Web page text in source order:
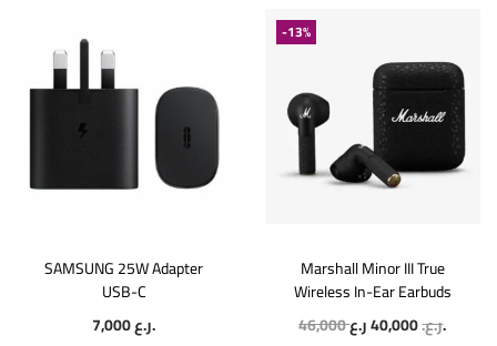
SAMSUNG 25W Adapter
USB-C
7,000
ر.ع.
-13%
Marshall Minor III True
Wireless In-Ear Earbuds
46,000
ر.ع.40,000
ر.ع.